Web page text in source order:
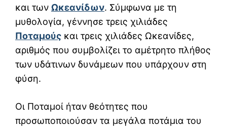
και των Ωκεανίδων. Σύμφωνα με τη
μυθολογία, γέννησε τρεις χιλιάδες
Ποταμούς και τρεις χιλιάδες Ωκεανίδες,
αριθμός που συμβολίζει το αμέτρητο πλήθος
των υδάτινων δυνάμεων που υπάρχουν στη
φύση.
Οι Ποταμοί ήταν θεότητες που
προσωποποιούσαν τα μεγάλα ποτάμια του